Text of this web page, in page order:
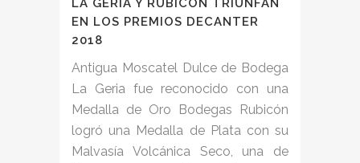
LA GERIA Y RUBICÓN TRIUNFAN
EN LOS PREMIOS DECANTER
2018
Antigua Moscatel Dulce de Bodega
La Geria fue reconocido con una
Medalla de Oro Bodegas Rubicón
logró una Medalla de Plata con su
Malvasía Volcánica Seco, una de